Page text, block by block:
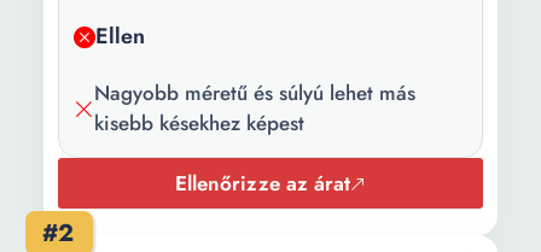
Ellen
Nagyobb méretű és súlyú lehet más
kisebb késekhez képest
Ellenőrizze az árat
#2